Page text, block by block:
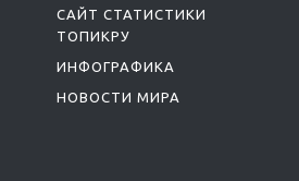
САЙТ СТАТИСТИКИ
ТОПИКРУ
ИНФОГРАФИКА
НОВОСТИ МИРА